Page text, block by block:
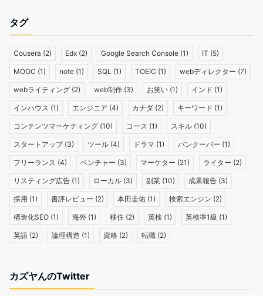
タグ
Cousera (2) Edx (2) Google Search Console (1) IT (5)
MOOC (1) note (1) SQL (1) TOEIC (1) webディレクター (7)
webライティング (2) web制作 (3) お笑い (1) インド (1)
インハウス (1) エンジニア (4) カナダ (2) キーワード (1)
コンテンツマーケティング (10) コース (1) スキル (10)
スタートアップ(3) ツール (4) ドラマ (1) バンクーバー (1)
フリーランス (4) ベンチャー (3) マーケター (21) ライター (2)
リスティング広告 (1) ローカル (3) 副業 (10) 成果報告 (3)
採用 (1) 書評レビュー (2) 本田圭佑 (1) 検索エンジン (2)
構造化SEO (1) 海外 (1) 移住 (2) 英検 (1) 英検準1級 (1)
英語 (2) 論理構造 (1) 資格 (2) 転職 (2)
カズヤんのTwitter